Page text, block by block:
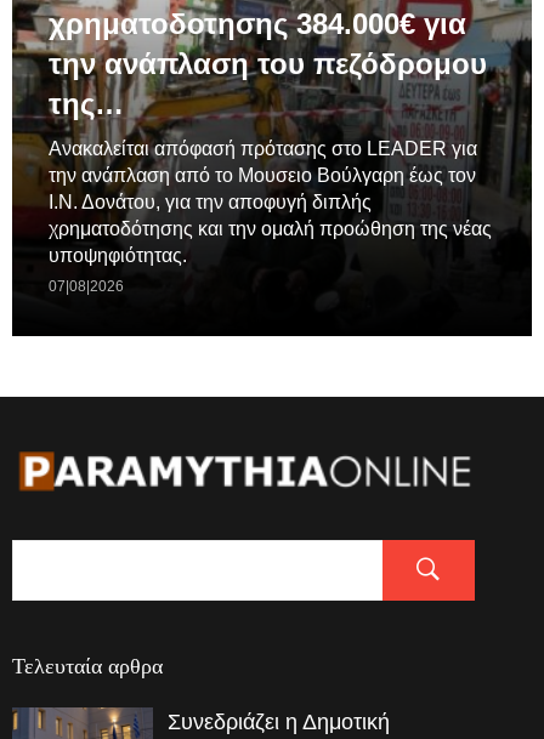
χρηματοδοτησης 384.000€ για
την ανάπλαση του πεζόδρομου
της…
Ανακαλείται απόφασή πρότασης στο LEADER για
την ανάπλαση από το Μουσειο Βούλγαρη έως τον
Ι.Ν. Δονάτου, για την αποφυγή διπλής
χρηματοδότησης και την ομαλή προώθηση της νέας
υποψηφιότητας.
07|08|2026
Τελευταία αρθρα
Συνεδριάζει η Δημοτική